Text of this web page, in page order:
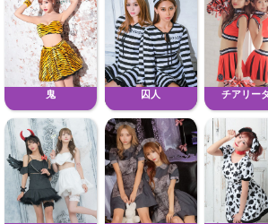
鬼 囚人 チアリー